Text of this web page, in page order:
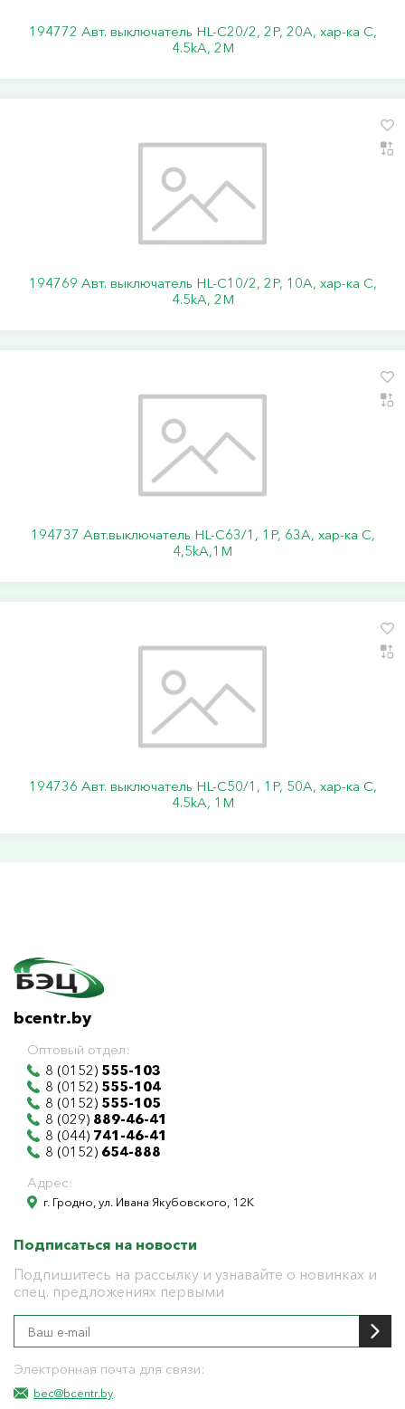
194772 Авт. выключатель HL-C20/2, 2P, 20A, хар-ка C,
4.5kA, 2M
194769 Авт. выключатель HL-C10/2, 2P, 10A, хар-ка C,
4.5kA, 2M
194737 Авт.выключатель HL-C63/1, 1Р, 63А, хар-ка С,
4,5kA,1M
194736 Авт. выключатель HL-C50/1, 1P, 50A, хар-ка C,
4.5kA, 1M
bcentr.by
Оптовый отдел:
8 (0152) 555-103
8 (0152) 555-104
8 (0152) 555-105
8 (029) 889-46-41
8 (044) 741-46-41
8 (0152) 654-888
Адрес:
г. Гродно, ул. Ивана Якубовского, 12К
Подписаться на новости
Подпишитесь на рассылку и узнавайте о новинках и
спец. предложениях первыми
Электронная почта для связи:
bec@bcentr.by